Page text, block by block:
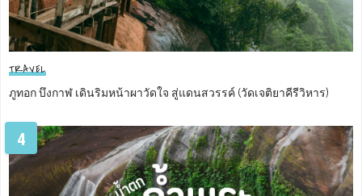
TRAVEL
ภูทอก บึงกาฬ เดินริมหน้าผาวัดใจ สู่แดนสวรรค์ (วัดเจติยาคีรีวิหาร)
4